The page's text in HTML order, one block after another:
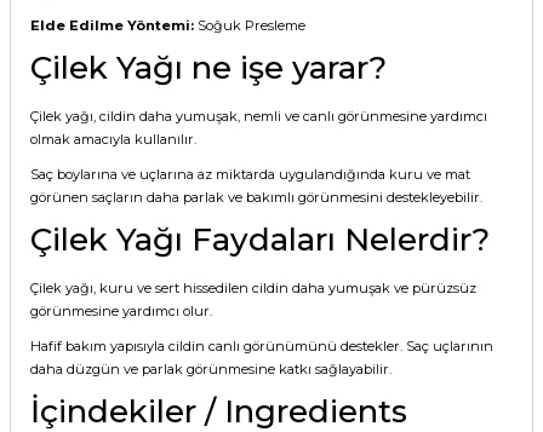
Elde Edilme Yöntemi: Soğuk Presleme
Çilek Yağı ne işe yarar?
Çilek yağı, cildin daha yumuşak, nemli ve canlı görünmesine yardımcı
olmak amacıyla kullanılır.
Saç boylarına ve uçlarına az miktarda uygulandığında kuru ve mat
görünen saçların daha parlak ve bakımlı görünmesini destekleyebilir.
Çilek Yağı Faydaları Nelerdir?
Çilek yağı, kuru ve sert hissedilen cildin daha yumuşak ve pürüzsüz
görünmesine yardımcı olur.
Hafif bakım yapısıyla cildin canlı görünümünü destekler. Saç uçlarının
daha düzgün ve parlak görünmesine katkı sağlayabilir.
İçindekiler / Ingredients